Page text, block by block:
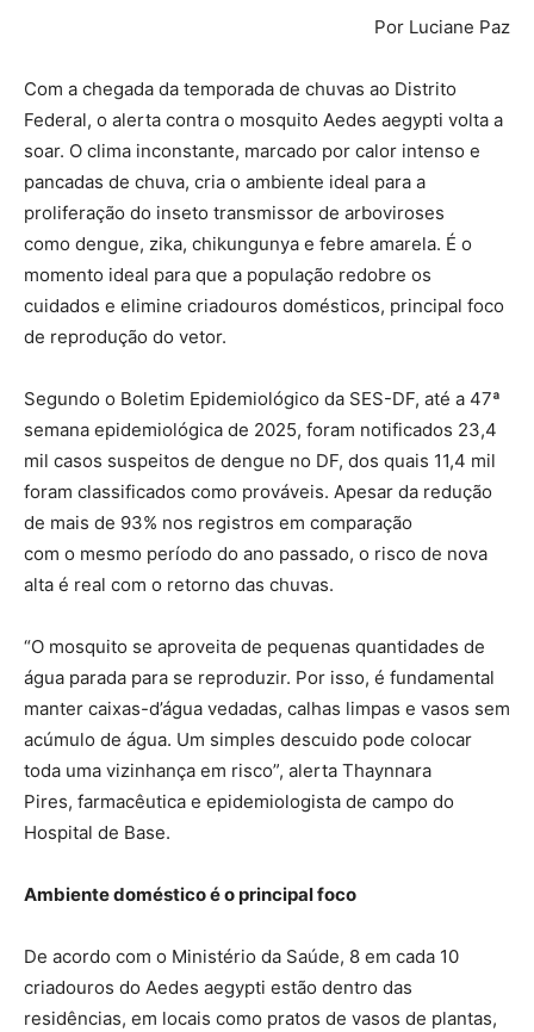
Por Luciane Paz
Com a chegada da temporada de chuvas ao Distrito
Federal, o alerta contra o mosquito Aedes aegypti volta a
soar. O clima inconstante, marcado por calor intenso e
pancadas de chuva, cria o ambiente ideal para a
proliferação do inseto transmissor de arboviroses
como dengue, zika, chikungunya e febre amarela. É o
momento ideal para que a população redobre os
cuidados e elimine criadouros domésticos, principal foco
de reprodução do vetor.
Segundo o Boletim Epidemiológico da SES-DF, até a 47ª
semana epidemiológica de 2025, foram notificados 23,4
mil casos suspeitos de dengue no DF, dos quais 11,4 mil
foram classificados como prováveis. Apesar da redução
de mais de 93% nos registros em comparação
com o mesmo período do ano passado, o risco de nova
alta é real com o retorno das chuvas.
“O mosquito se aproveita de pequenas quantidades de
água parada para se reproduzir. Por isso, é fundamental
manter caixas-d’água vedadas, calhas limpas e vasos sem
acúmulo de água. Um simples descuido pode colocar
toda uma vizinhança em risco”, alerta Thaynnara
Pires, farmacêutica e epidemiologista de campo do
Hospital de Base.
Ambiente doméstico é o principal foco
De acordo com o Ministério da Saúde, 8 em cada 10
criadouros do Aedes aegypti estão dentro das
residências, em locais como pratos de vasos de plantas,